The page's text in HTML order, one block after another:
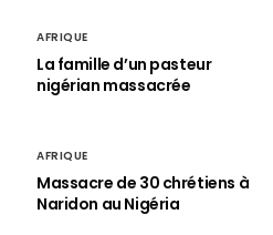
AFRIQUE
La famille d’un pasteur
nigérian massacrée
AFRIQUE
Massacre de 30 chrétiens à
Naridon au Nigéria